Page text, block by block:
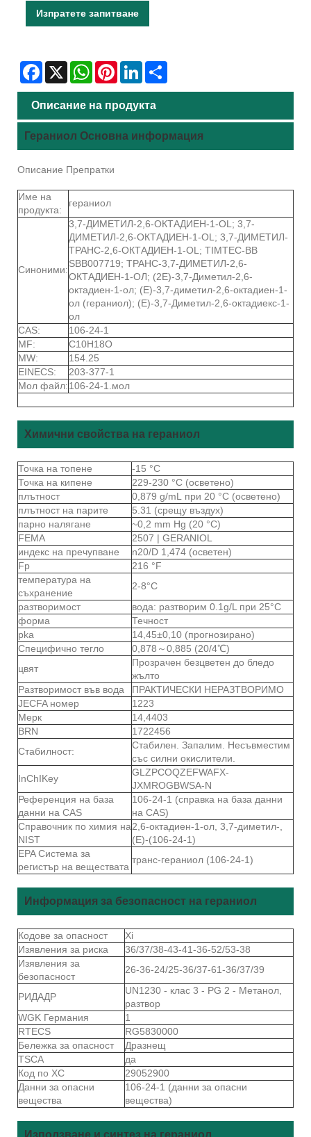
Изпратете запитване
Facebook
X WhatsAppPinterestLinkedIn
Описание на продукта
Гераниол Основна информация
Описание Препратки
Име на
продукта:
гераниол
Синоними:
3,7-ДИМЕТИЛ-2,6-ОКТАДИЕН-1-OL; 3,7-
ДИМЕТИЛ-2,6-ОКТАДИЕН-1-OL; 3,7-ДИМЕТИЛ-
ТРАНС-2,6-ОКТАДИЕН-1-OL; TIMTEC-BB
SBB007719; ТРАНС-3,7-ДИМЕТИЛ-2,6-
ОКТАДИЕН-1-ОЛ; (2Е)-3,7-Диметил-2,6-
октадиен-1-ол; (Е)-3,7-диметил-2,6-октадиен-1-
ол (гераниол); (Е)-3,7-Диметил-2,6-октадиекс-1-
ол
CAS:
106-24-1
MF:
C10H18O
MW:
154.25
EINECS:
203-377-1
Мол файл:106-24-1.мол
Химични свойства на гераниол
Точка на топене
-15 °C
Точка на кипене
229-230 °C (осветено)
плътност
0,879 g/mL при 20 °C (осветено)
плътност на парите
5.31 (срещу въздух)
парно налягане
~0,2 mm Hg (20 °C)
FEMA
2507 | GERANIOL
индекс на пречупване
n20/D 1,474 (осветен)
Fp
216 °F
температура на
съхранение
2-8°C
разтворимост
вода: разтворим 0.1g/L при 25°C
форма
Течност
pka
14,45±0,10 (прогнозирано)
Специфично тегло
0,878～0,885 (20/4℃)
цвят
Прозрачен безцветен до бледо
жълто
Разтворимост във вода
ПРАКТИЧЕСКИ НЕРАЗТВОРИМО
JECFA номер
1223
Мерк
14,4403
BRN
1722456
Стабилност:
Стабилен. Запалим. Несъвместим
със силни окислители.
InChIKey
GLZPCOQZEFWAFX-
JXMROGBWSA-N
Референция на база
данни на CAS
106-24-1 (справка на база данни
на CAS)
Справочник по химия на
NIST
2,6-октадиен-1-ол, 3,7-диметил-,
(E)-(106-24-1)
EPA Система за
регистър на веществата
транс-гераниол (106-24-1)
Информация за безопасност на гераниол
Кодове за опасност
Xi
Изявления за риска
36/37/38-43-41-36-52/53-38
Изявления за
безопасност
26-36-24/25-36/37-61-36/37/39
РИДАДР
UN1230 - клас 3 - PG 2 - Метанол,
разтвор
WGK Германия
1
RTECS
RG5830000
Бележка за опасност
Дразнещ
TSCA
да
Код по ХС
29052900
Данни за опасни
вещества
106-24-1 (данни за опасни
вещества)
Използване и синтез на гераниол